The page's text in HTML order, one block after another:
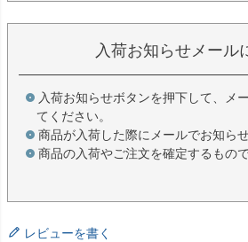
入荷お知らせメール
入荷お知らせボタンを押下して、メ
てください。
商品が入荷した際にメールでお知ら
商品の入荷やご注文を確定するもの
レビューを書く